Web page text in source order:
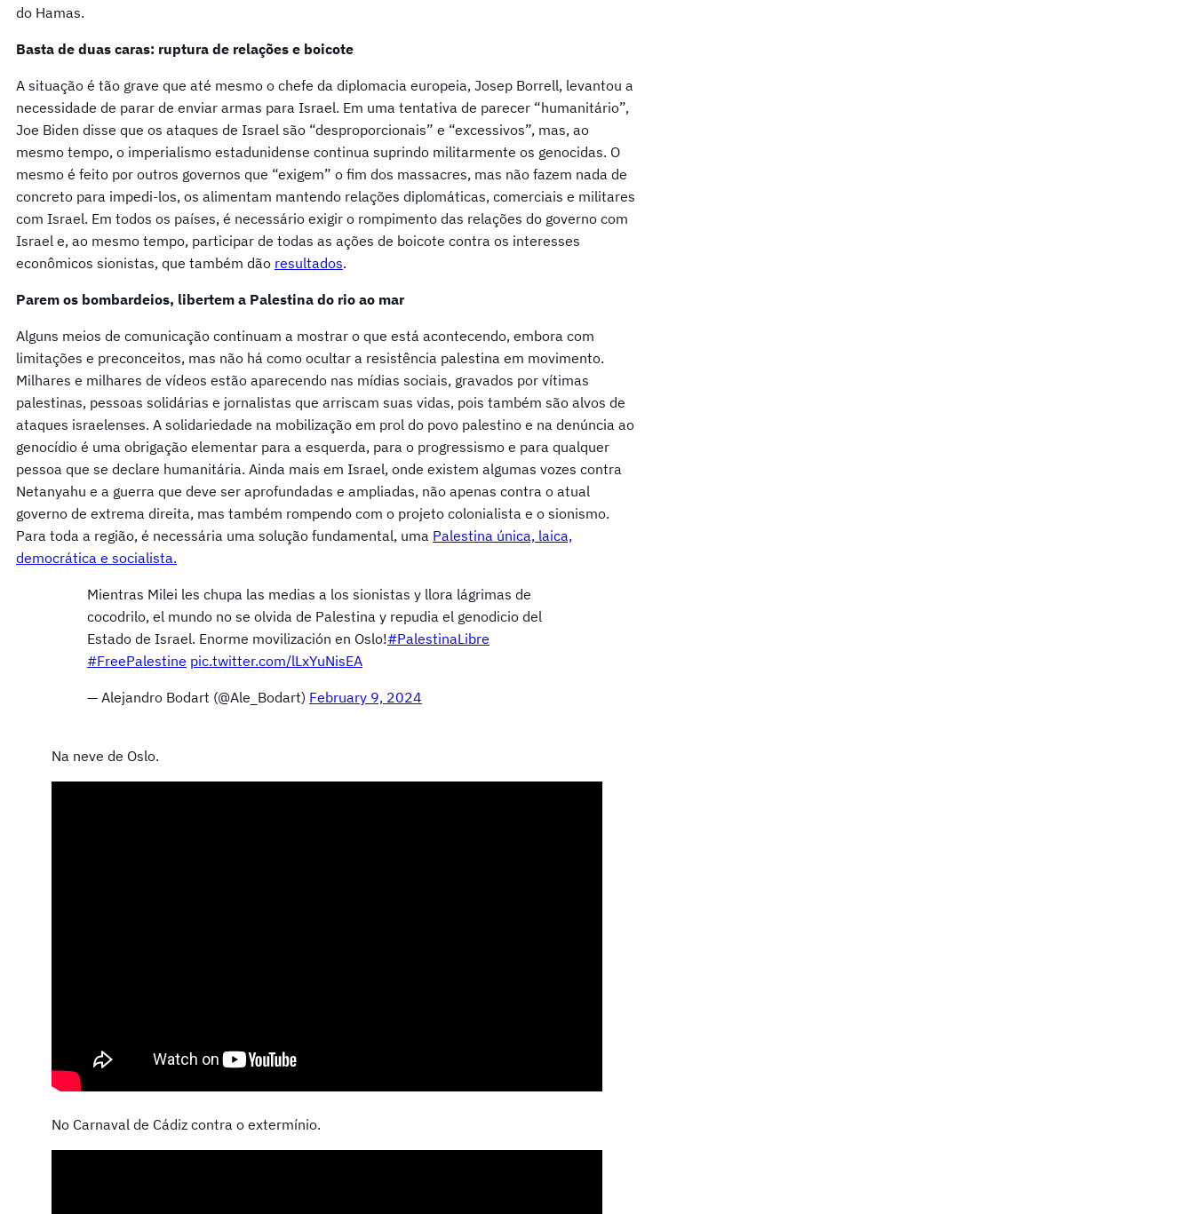
do Hamas.
Basta de duas caras: ruptura de relações e boicote
A situação é tão grave que até mesmo o chefe da diplomacia europeia, Josep Borrell, levantou a
necessidade de parar de enviar armas para Israel. Em uma tentativa de parecer “humanitário”,
Joe Biden disse que os ataques de Israel são “desproporcionais” e “excessivos”, mas, ao
mesmo tempo, o imperialismo estadunidense continua suprindo militarmente os genocidas. O
mesmo é feito por outros governos que “exigem” o fim dos massacres, mas não fazem nada de
concreto para impedi-los, os alimentam mantendo relações diplomáticas, comerciais e militares
com Israel. Em todos os países, é necessário exigir o rompimento das relações do governo com
Israel e, ao mesmo tempo, participar de todas as ações de boicote contra os interesses
econômicos sionistas, que também dão resultados.
Parem os bombardeios, libertem a Palestina do rio ao mar
Alguns meios de comunicação continuam a mostrar o que está acontecendo, embora com
limitações e preconceitos, mas não há como ocultar a resistência palestina em movimento.
Milhares e milhares de vídeos estão aparecendo nas mídias sociais, gravados por vítimas
palestinas, pessoas solidárias e jornalistas que arriscam suas vidas, pois também são alvos de
ataques israelenses. A solidariedade na mobilização em prol do povo palestino e na denúncia ao
genocídio é uma obrigação elementar para a esquerda, para o progressismo e para qualquer
pessoa que se declare humanitária. Ainda mais em Israel, onde existem algumas vozes contra
Netanyahu e a guerra que deve ser aprofundadas e ampliadas, não apenas contra o atual
governo de extrema direita, mas também rompendo com o projeto colonialista e o sionismo.
Para toda a região, é necessária uma solução fundamental, uma Palestina única, laica,
democrática e socialista.
Mientras Milei les chupa las medias a los sionistas y llora lágrimas de
cocodrilo, el mundo no se olvida de Palestina y repudia el genodicio del
Estado de Israel. Enorme movilización en Oslo!#PalestinaLibre
#FreePalestine pic.twitter.com/lLxYuNisEA
— Alejandro Bodart (@Ale_Bodart) February 9, 2024
Na neve de Oslo.
No Carnaval de Cádiz contra o extermínio.